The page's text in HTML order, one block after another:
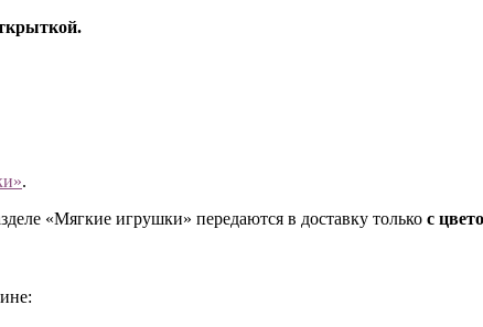
.
«Мягкие игрушки» передаются в доставку только с